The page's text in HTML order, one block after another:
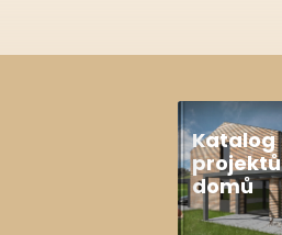
Katalog
projektů
domů